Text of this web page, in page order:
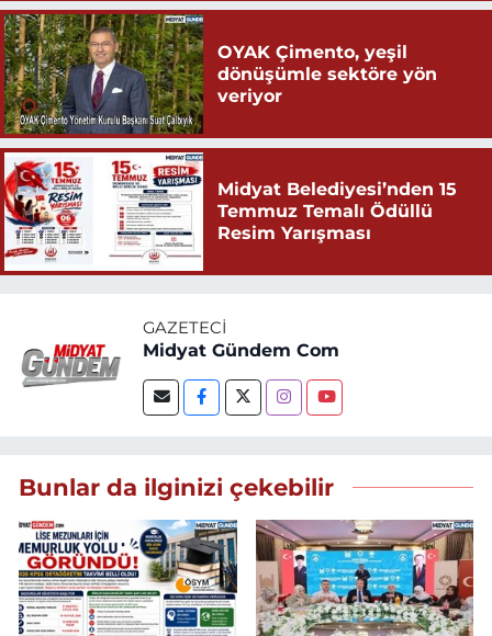
OYAK Çimento, yeşil
dönüşümle sektöre yön
veriyor
Midyat Belediyesi’nden 15
Temmuz Temalı Ödüllü
Resim Yarışması
GAZETECI
Midyat Gündem Com
Bunlar da ilginizi çekebilir